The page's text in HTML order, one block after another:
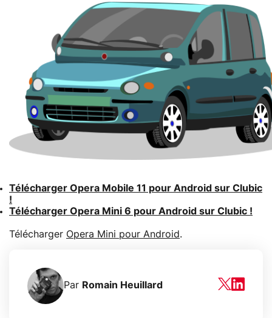
Télécharger Opera Mobile 11 pour Android sur Clubic
!
Télécharger Opera Mini 6 pour Android sur Clubic !
Télécharger Opera Mini pour Android.
Par Romain Heuillard